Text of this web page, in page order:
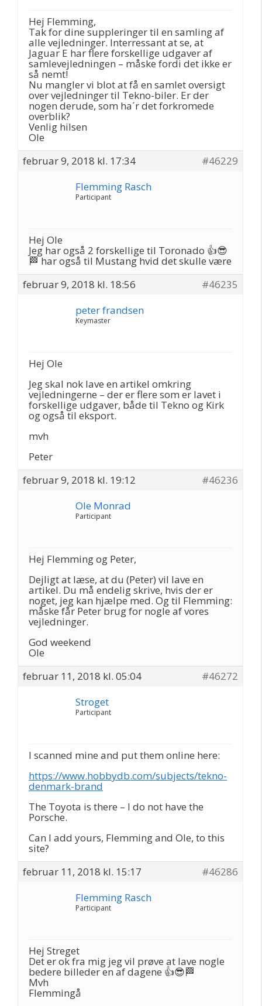
Hej Flemming,
Tak for dine suppleringer til en samling af
alle vejledninger. Interressant at se, at
Jaguar E har flere forskellige udgaver af
samlevejledningen – måske fordi det ikke er
så nemt!
Nu mangler vi blot at få en samlet oversigt
over vejledninger til Tekno-biler. Er der
nogen derude, som ha´r det forkromede
overblik?
Venlig hilsen
Ole
februar 9, 2018 kl. 17:34
#46229
Flemming Rasch
Participant
Hej Ole
Jeg har også 2 forskellige til Toronado 👍😎
🏁 har også til Mustang hvid det skulle være
februar 9, 2018 kl. 18:56
#46235
peter frandsen
Keymaster
Hej Ole
Jeg skal nok lave en artikel omkring
vejledningerne – der er flere som er lavet i
forskellige udgaver, både til Tekno og Kirk
og også til eksport.
mvh
Peter
februar 9, 2018 kl. 19:12
#46236
Ole Monrad
Participant
Hej Flemming og Peter,
Dejligt at læse, at du (Peter) vil lave en
artikel. Du må endelig skrive, hvis der er
noget, jeg kan hjælpe med. Og til Flemming:
måske får Peter brug for nogle af vores
vejledninger.
God weekend
Ole
februar 11, 2018 kl. 05:04
#46272
Stroget
Participant
I scanned mine and put them online here:
https://www.hobbydb.com/subjects/tekno-
denmark-brand
The Toyota is there – I do not have the
Porsche.
Can I add yours, Flemming and Ole, to this
site?
februar 11, 2018 kl. 15:17
#46286
Flemming Rasch
Participant
Hej Streget
Det er ok fra mig jeg vil prøve at lave nogle
bedere billeder en af dagene 👍😎🏁
Mvh
Flemmingå